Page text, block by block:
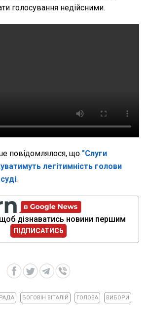
голосування недійсними.
повідомлялося, що "Слуги
легітимність голови
.
дізнаватись новини першим
ПІДПИСАТИСЬ
БОГОВІН ВІТАЛІЙ ГОЛОВА ВИБОРИ